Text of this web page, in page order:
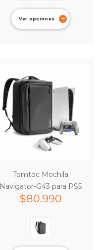
Ver opciones
Tomtoc Mochila
Navigator-G43 para PS5
$80.990